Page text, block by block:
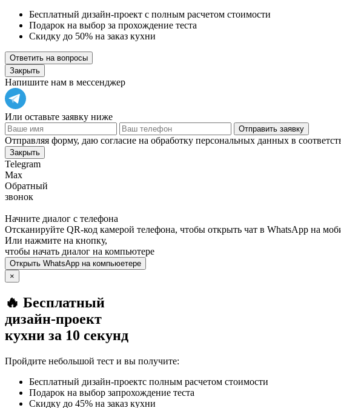
Бесплатный дизайн-проект с полным расчетом стоимости
Подарок на выбор за прохождение теста
Скидку до 50% на заказ кухни
Ответить на вопросы
Закрыть
Напишите нам в мессенджер
Или оставьте заявку ниже
Отправить заявку
Отправляя форму, даю согласие на обработку персональных данных в
Закрыть
Telegram
Max
Обратный
звонок
Начните диалог с телефона
Отсканируйте QR-код камерой телефона, чтобы открыть чат в WhatsApp на
Или нажмите на кнопку,
чтобы начать диалог на компьютере
Открыть WhatsApp на компьюетере
×
🔥 Бесплатный
дизайн-проект
кухни за 10 секунд
Пройдите небольшой тест и вы получите:
Бесплатный дизайн-проектс полным расчетом стоимости
Подарок на выбор запрохождение теста
Скидку до 45% на заказ кухни